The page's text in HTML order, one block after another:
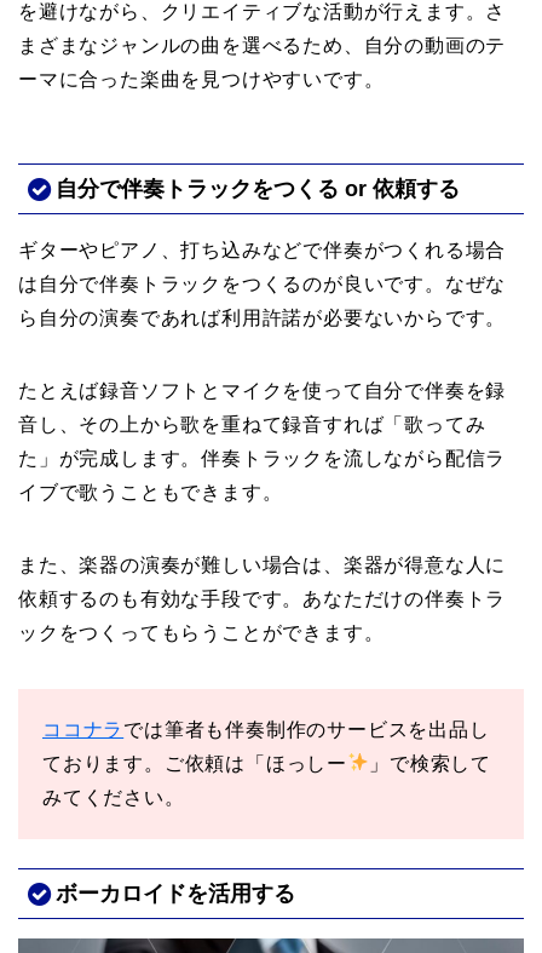
を避けながら、クリエイティブな活動が行えます。さ
まざまなジャンルの曲を選べるため、自分の動画のテ
ーマに合った楽曲を見つけやすいです。
自分で伴奏トラックをつくる or 依頼する
ギターやピアノ、打ち込みなどで伴奏がつくれる場合
は自分で伴奏トラックをつくるのが良いです。なぜな
ら自分の演奏であれば利用許諾が必要ないからです。
たとえば録音ソフトとマイクを使って自分で伴奏を録
音し、その上から歌を重ねて録音すれば「歌ってみ
た」が完成します。伴奏トラックを流しながら配信ラ
イブで歌うこともできます。
また、楽器の演奏が難しい場合は、楽器が得意な人に
依頼するのも有効な手段です。あなただけの伴奏トラ
ックをつくってもらうことができます。
ココナラ では筆者も伴奏制作のサービスを出品し
ております。ご依頼は「ほっしー
」で検索して
みてください。
ボーカロイドを活用する